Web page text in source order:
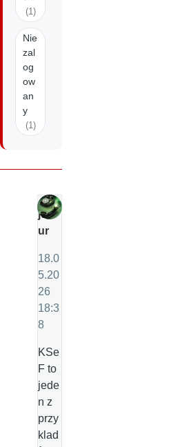
(1)
Nie
zal
og
ow
an
y
(1)
ju
ur
18.0
5.20
26
18:3
8
KSe
F to
jede
n z
przy
klad